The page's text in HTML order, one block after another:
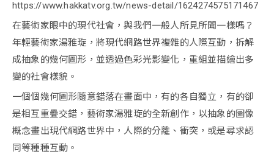
https://www.hakkatv.org.tw/news-detail/1624274575171467
在藝術家眼中的現代社會，與我們一般人所見所聞一樣嗎？
年輕藝術家湯雅琁，將現代網路世界複雜的人際互動，拆解
成抽象的幾何圖形，並透過色彩光影變化，重組並描繪出多
變的社會樣貌。
一個個幾何圖形隨意錯落在畫面中，有的各自獨立，有的卻
是相互重疊交錯，藝術家湯雅琁的全新創作，以抽象的圖像
概念畫出現代網路世界中，人際的分離、衝突，或是尋求認
同等種種互動。